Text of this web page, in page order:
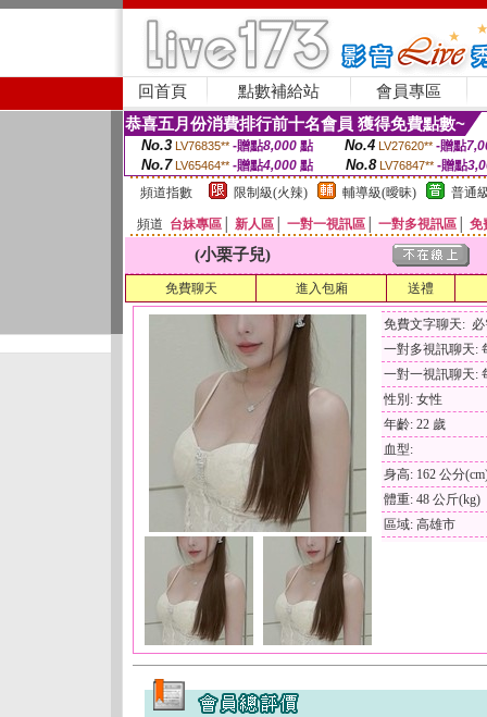
回首頁 點數補給站 會員專區
恭喜五月份消費排行前十名會員 獲得免費點數~
No.3 LV76835** -贈點8,000點 No.4 LV27620** -贈點
No.7 LV65464** -贈點4,000 點 No.8 LV76847** -贈點
頻道指數
限制級(火辣) 輔導級(曖昧) 普通
頻道 台妹專區 新人區 一對一視訊區 一對多視訊區 免
(小栗子兒)
免費聊天 進入包廂 送禮
免費文字聊天:
一對多視訊聊天:
一對一視訊聊天:
性別: 女性
年齡: 22 歲
血型:
身高: 162 公分
體重: 48 公斤(kg)
區域: 高雄市